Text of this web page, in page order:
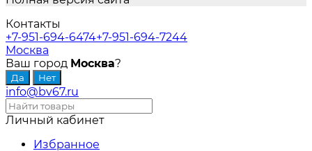
Контакты
+7-951-694-6474+7-951-694-7244
Москва
Ваш город Москва?
info@bv67.ru
Личный кабинет
Избранное